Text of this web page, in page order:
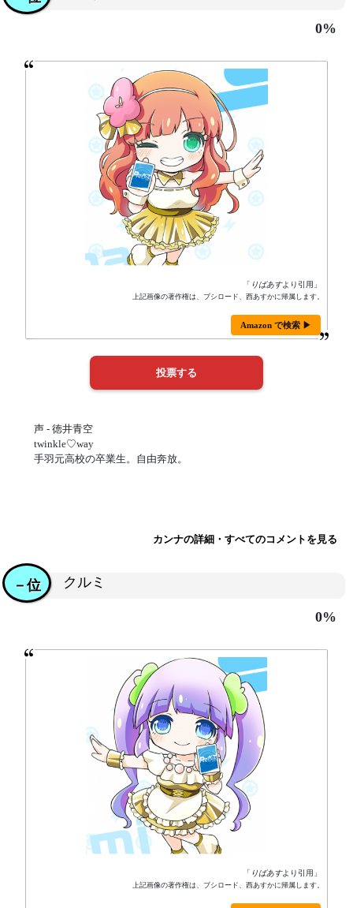
0%
「 りばあすより引用」
上記画像の著作権は、ブシロード、西あすかに帰属します。
Amazon で検索 ▶
声 - 徳井青空
twinkle♡way
手羽元高校の卒業生。自由奔放。
カンナの詳細・すべてのコメントを見る
クルミ
－位
0%
「 りばあすより引用」
上記画像の著作権は、ブシロード、西あすかに帰属します。